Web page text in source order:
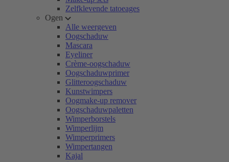
Zelfklevende tatoeages
Ogen
Alle weergeven
Oogschaduw
Mascara
Eyeliner
Crème-oogschaduw
Oogschaduwprimer
Glitteroogschaduw
Kunstwimpers
Oogmake-up remover
Oogschaduwpaletten
Wimperborstels
Wimperlijm
Wimperprimers
Wimpertangen
Kajal